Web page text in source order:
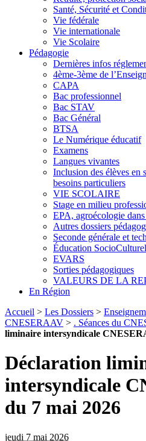
Santé, Sécurité et
Vie fédérale
Vie internationale
Vie Scolaire
Pédagogie
Dernières infos
4ème-3ème de
CAPA
Bac professionnel
Bac STAV
Bac Général
BTSA
Le Numérique éducatif
Examens
Langues vivantes
Inclusion des élèves en
besoins particuliers
VIE SCOLAIRE
Stage en milieu
EPA, agroécologie
Autres dossiers
Seconde générale et
Éducation
EVARS
Sorties pédagogiques
VALEURS DE LA
En Région
Accueil > Les Dossiers >
CNESERAAV > . Séances du
liminaire intersyndicale
Déclaration
intersyndicale
du 7 mai 2026
jeudi 7 mai 2026